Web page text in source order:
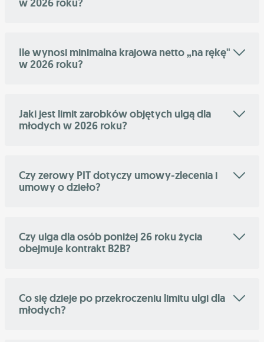
w 2026 roku?
Ile wynosi minimalna krajowa netto „na rękę"
w 2026 roku?
Jaki jest limit zarobków objętych ulgą dla
młodych w 2026 roku?
Czy zerowy PIT dotyczy umowy-zlecenia i
umowy o dzieło?
Czy ulga dla osób poniżej 26 roku życia
obejmuje kontrakt B2B?
Co się dzieje po przekroczeniu limitu ulgi dla
młodych?